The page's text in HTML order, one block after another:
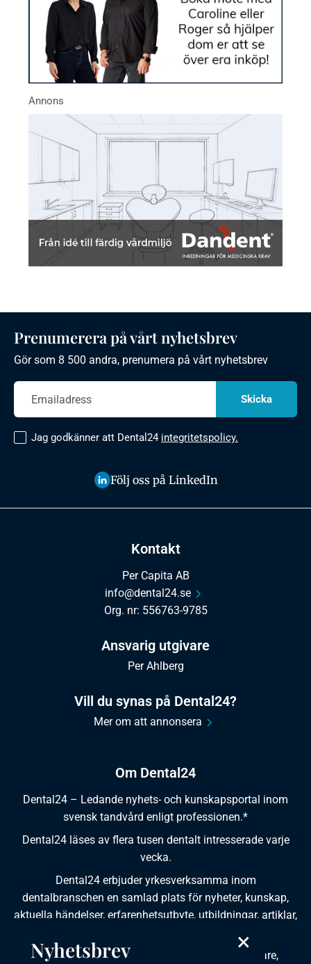
Om Dental24
Dental24 – Ledande nyhets- och kunskapsportal inom
svensk tandvård enligt professionen.*
Dental24 läses av flera tusen dentalt intresserade varje
vecka.
Dental24 erbjuder yrkesverksamma inom
dentalbranschen en samlad plats för nyheter, kunskap,
aktuella händelser, erfarenhetsutbyte, utbildningar, artiklar,
Dental24 produceras i samverkan med tandläkare,
Kontakt
Per Capita AB
info@dental24.se
Org. nr: 556763-9785
Ansvarig utgivare
Per Ahlberg
Vill du synas på Dental24?
Mer om att annonsera
Prenumerera på vårt nyhetsbrev
Gör som 8 500 andra, prenumera på vårt nyhetsbrev
Jag godkänner att Dental24 integritetspolicy.
Följ oss på LinkedIn
×
Nyhetsbrev